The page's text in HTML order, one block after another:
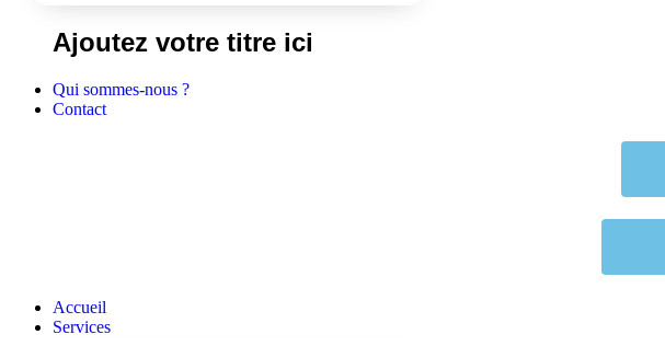
Ajoutez votre titre ici
Qui sommes-nous ?
Contact
Accueil
Services